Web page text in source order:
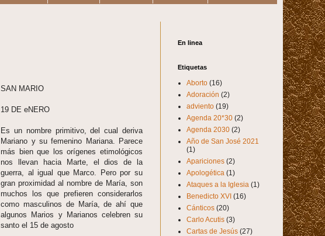
SAN MARIO
19 DE eNERO
Es un nombre primitivo, del cual deriva
Mariano y su femenino Mariana. Parece
más bien que los orígenes etimológicos
nos llevan hacia Marte, el dios de la
guerra, al igual que Marco. Pero por su
gran proximidad al nombre de María, son
muchos los que prefieren considerarlos
como masculinos de María, de ahí que
algunos Marios y Marianos celebren su
santo el 15 de agosto
En linea
Etiquetas
Aborto (16)
Adoración (2)
adviento (19)
Agenda 20*30 (2)
Agenda 2030 (2)
Año de San José 2021
(1)
Apariciones (2)
Apologética (1)
Ataques a la Iglesia (1)
Benedicto XVI (16)
Cánticos (20)
Carlo Acutis (3)
Cartas de Jesús (27)